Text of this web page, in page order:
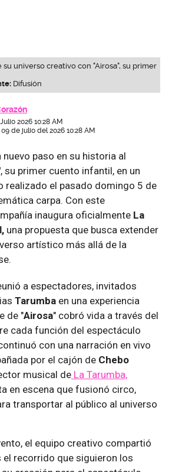
su universo creativo con "Airosa", su primer
Difusión
2026 10:28 AM
de julio del 2026 10:28 AM
nuevo paso en su historia al
, su primer cuento infantil, en un
realizado el pasado domingo 5 de
carpa. Con este
inaugura oficialmente La
una propuesta que busca extender
artístico más allá de la
a espectadores, invitados
Tarumba en una experiencia
de "Airosa" cobró vida a través del
cada función del espectáculo
con una narración en vivo
por el cajón de Chebo
musical de La Tarumba,
en escena que fusionó circo,
transportar al público al universo
el equipo creativo compartió
recorrido que siguieron los